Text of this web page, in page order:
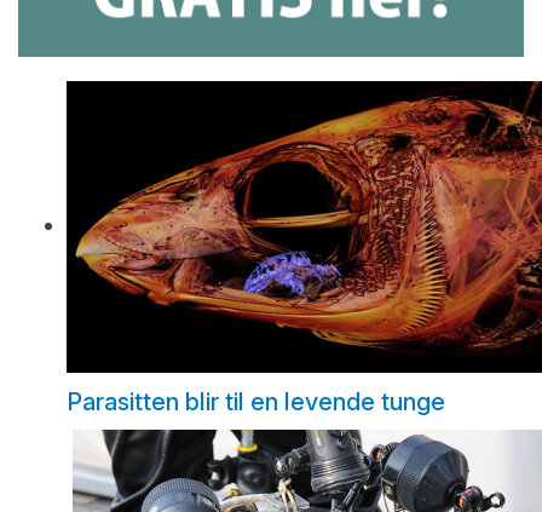
Parasitten blir til en levende tunge